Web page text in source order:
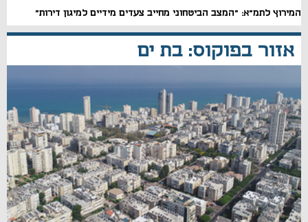
המירוץ לתמ"א: "המצב הביטחוני מחייב צעדים מידיים למיגון דירות"
אזור בפוקוס: בת ים